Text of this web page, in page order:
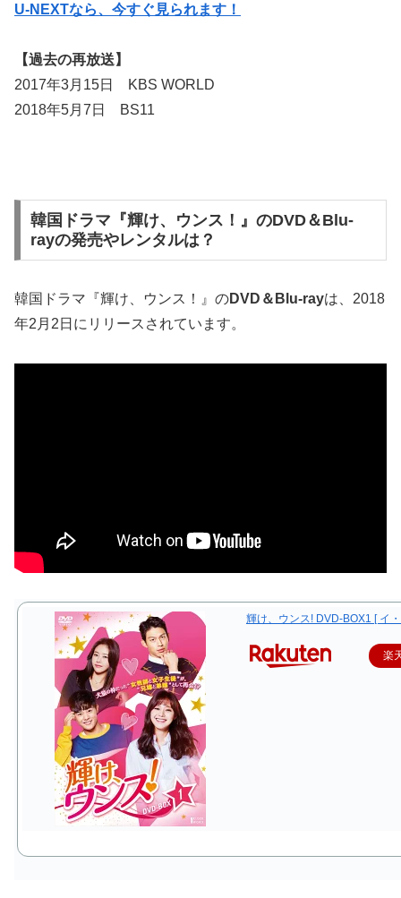
U-NEXTなら、今すぐ見られます！
【過去の再放送】
2017年3月15日 KBS WORLD
2018年5月7日 BS11
韓国ドラマ『輝け、ウンス！』のDVD＆Blu-
rayの発売やレンタルは？
韓国ドラマ『輝け、ウンス！』のDVD＆Blu-rayは、2018
年2月2日にリリースされています。
輝け、ウンス! DVD-BOX1 [ イ
楽